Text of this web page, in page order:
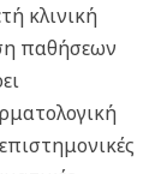
κλινική
παθήσεων